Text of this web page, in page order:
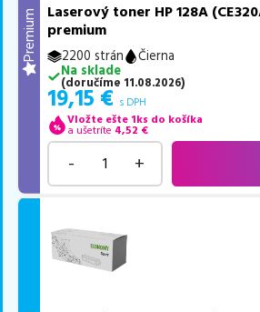
Premium
Laserový toner HP 128A
premium
2200 strán
Čierna
Na sklade
(doručíme 11.08.2026)
19,15 € s DPH
Vložte ešte 1ks do košíka
a ušetríte 4,52 €
- +